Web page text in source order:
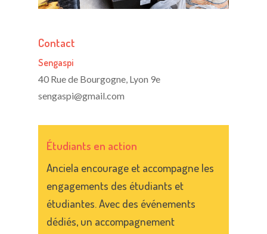
Contact
Sengaspi
40 Rue de Bourgogne, Lyon 9e
sengaspi@gmail.com
Étudiants en action
Anciela encourage et accompagne les
engagements des étudiants et
étudiantes. Avec des événements
dédiés, un accompagnement